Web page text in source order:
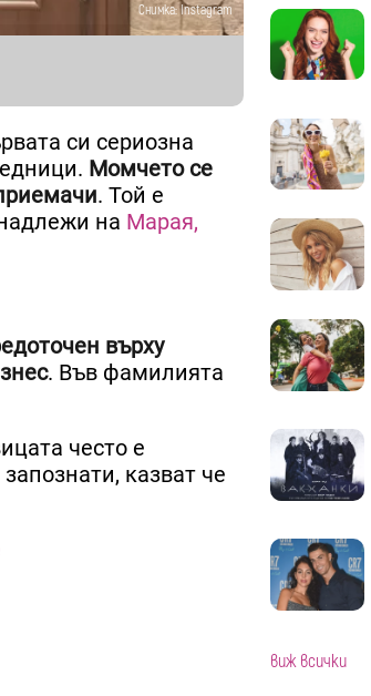
Снимка: Instagram
си сериозна
Момчето се
. Той е
на Марая,
върху
. Във фамилията
често е
казват че
виж всички